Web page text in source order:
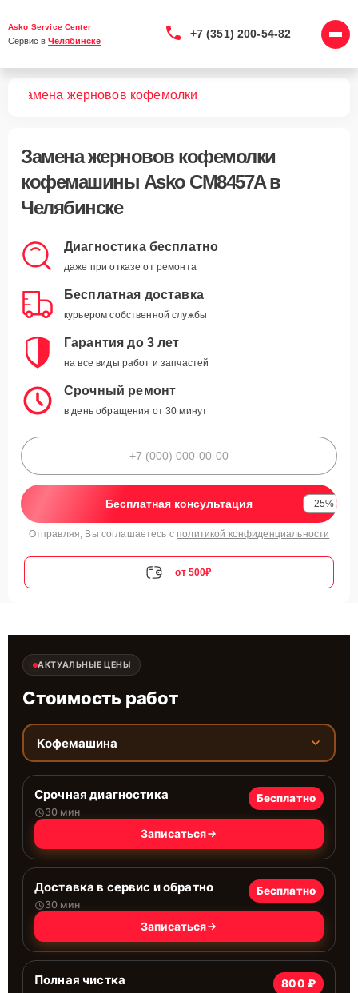
Asko Service Center
Сервис в Челябинске
+7 (351) 200-54-82
Замена жерновов кофемолки
Замена жерновов кофемолки
кофемашины Asko CM8457A в
Челябинске
Диагностика бесплатно
даже при отказе от ремонта
Бесплатная доставка
курьером собственной службы
Гарантия до 3 лет
на все виды работ и запчастей
Срочный ремонт
в день обращения от 30 минут
Бесплатная консультация -25%
Отправляя, Вы соглашаетесь с политикой конфиденциальности
от 500₽
АКТУАЛЬНЫЕ ЦЕНЫ
Стоимость работ
Кофемашина
Срочная диагностика
30 мин
Бесплатно
Записаться
Доставка в сервис и обратно
30 мин
Бесплатно
Записаться
Полная чистка 800 ₽